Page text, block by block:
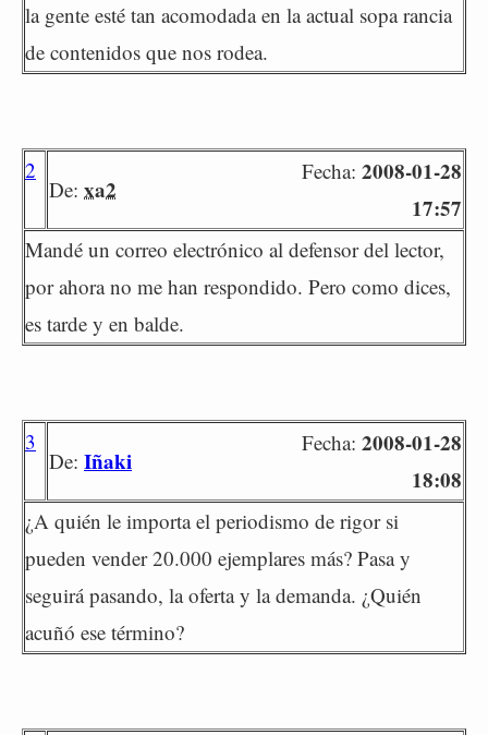
la gente esté tan acomodada en la actual sopa rancia
de contenidos que nos rodea.
2
De: xa2
Fecha: 2008-01-28
17:57
Mandé un correo electrónico al defensor del lector,
por ahora no me han respondido. Pero como dices,
es tarde y en balde.
3
De: Iñaki
Fecha: 2008-01-28
18:08
¿A quién le importa el periodismo de rigor si
pueden vender 20.000 ejemplares más? Pasa y
seguirá pasando, la oferta y la demanda. ¿Quién
acuñó ese término?